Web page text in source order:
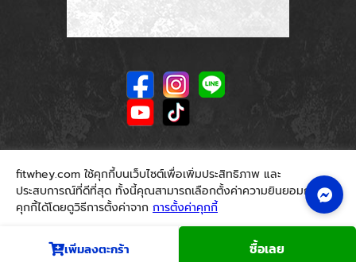
เพิ่มลงตะกร้า ซื้อเลย
© 2026. Fitwhey.com. All Rights Reserved.
fitwhey.com ใช้คุกกี้บนเว็บไซต์เพื่อเพิ่มประสิทธิภาพ และ
ประสบการณ์ที่ดีที่สุด ทั้งนี้คุณสามารถเลือกตั้งค่าความยินยอมการใช้
คุกกี้ได้โดยดูวิธีการตั้งค่าจาก การตั้งค่าคุกกี้
นโยบายคุกกี้